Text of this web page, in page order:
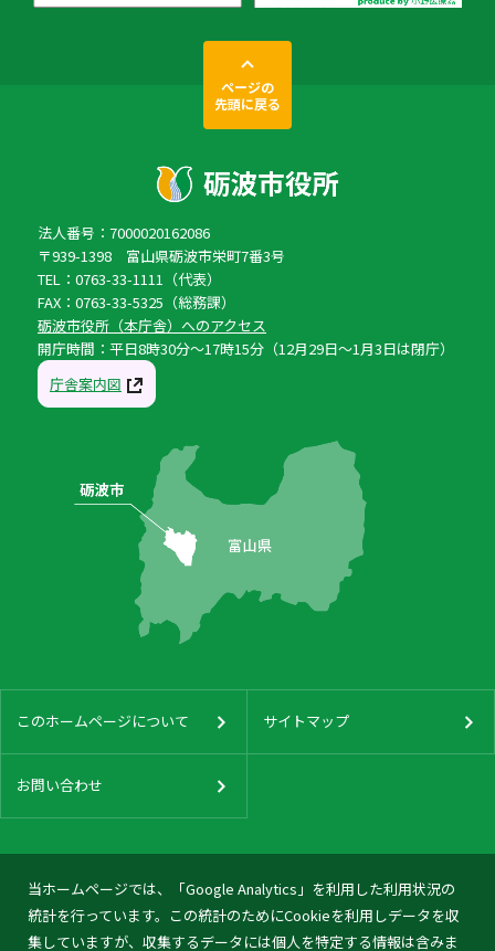
当ホームページでは、「Google Analytics」を利用した利用状況の
統計を行っています。この統計のためにCookieを利用しデータを収
集していますが、収集するデータには個人を特定する情報は含みま
ページの
先頭に戻る
法人番号：7000020162086
〒939-1398 富山県砺波市栄町7番3号
TEL：0763-33-1111（代表）
FAX：0763-33-5325（総務課）
砺波市役所（本庁舎）へのアクセス
開庁時間：平日8時30分〜17時15分（12月29日〜1月3日は閉庁）
庁舎案内図
このホームページについて サイトマップ
お問い合わせ